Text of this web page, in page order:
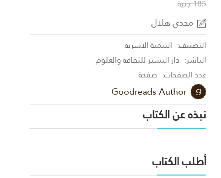
185 جنية
مجدي هلال
التصنيف: التنمية الاسرية
الناشر: دار البشير للثقافة والعلوم
عدد الصفحات: صفحة
Goodreads Author
نبذه عن الكتاب
أطلب الكتاب